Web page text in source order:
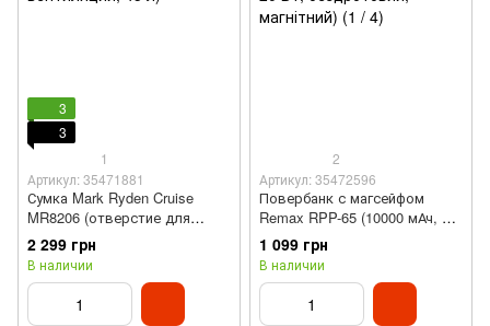
3
3
1
Артикул: 35471881
Сумка Mark Ryden Cruise
MR8206 (отверстие для
вентиляции, 45 л)
2 299 грн
В наличии
2
Артикул: 35472596
Повербанк с магсейфом
Remax RPP-65 (10000 мАч, 20
Вт, беспроводной,
магнитный)
1 099 грн
В наличии